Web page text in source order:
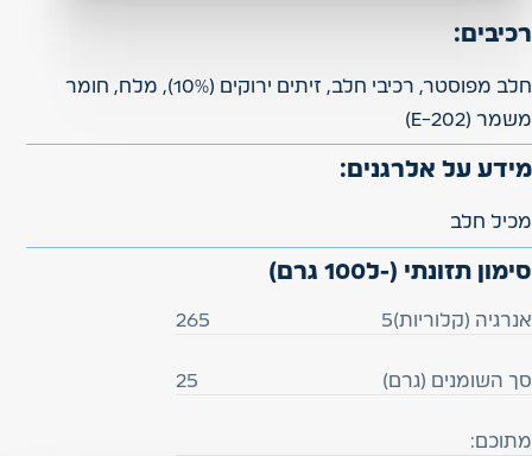
רכיבים:
חלב מפוסטר, רכיבי חלב, זיתים ירוקים (10%), מלח, חומר
משמר (E-202)
מידע על אלרגנים:
מכיל חלב
סימון תזונתי (-ל100 גרם)
אנרגיה (קלוריות)5 265
סך השומנים (גרם) 25
מתוכם: